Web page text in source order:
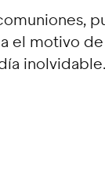
el motivo
inolvidable.